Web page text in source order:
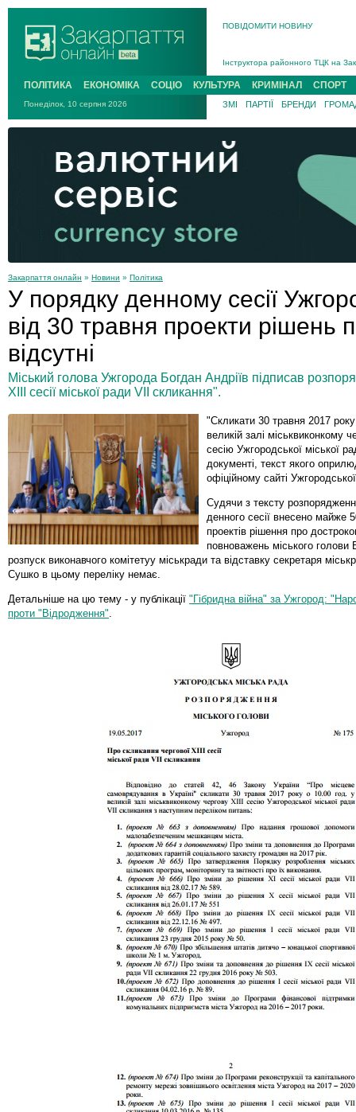
ПОВІДОМИТИ НОВИНУ
Інструктора районного ТЦК на
В Ужгороді попрощаються із
В Ужгороді 5 серпня
Підтвердили загибель
На війні з рф поліг військовий з
На війні загинув 26-річний
ПОЛІТИКА ЕКОНОМІКА СОЦІО КУЛЬТУРА КРИМІНАЛ СПОРТ
Понеділок, 10 серпня 2026 ЗМІ ПАРТІЇ БРЕНДИ
Закарпаття онлайн » Новини » Політика
У порядку денному сесії
від 30 травня проекти рішень
відсутні
Міський голова Ужгорода Богдан Андріїв підписав
ХІІІ сесії міської ради VІІ скликання".
"Скликати 30 травня 2017
великій залі міськвиконкому
сесію Ужгородської міської
документі, текст якого
офіційному сайті
Судячи з тексту
денного сесії внесено майже
проектів рішення про
повноважень міського голови
розпуск виконавчого комітетуу міськради та відставку секретаря
Сушко в цьому переліку немає.
Детальніше на цю тему - у публікації "Гібридна війна" за Ужгород:
проти "Відродження"